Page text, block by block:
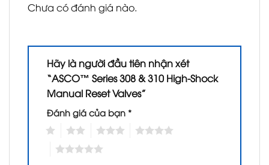
Chưa có đánh giá nào.
Hãy là người đầu tiên nhận xét
“ASCO™ Series 308 & 310 High-Shock
Manual Reset Valves”
Đánh giá của bạn *